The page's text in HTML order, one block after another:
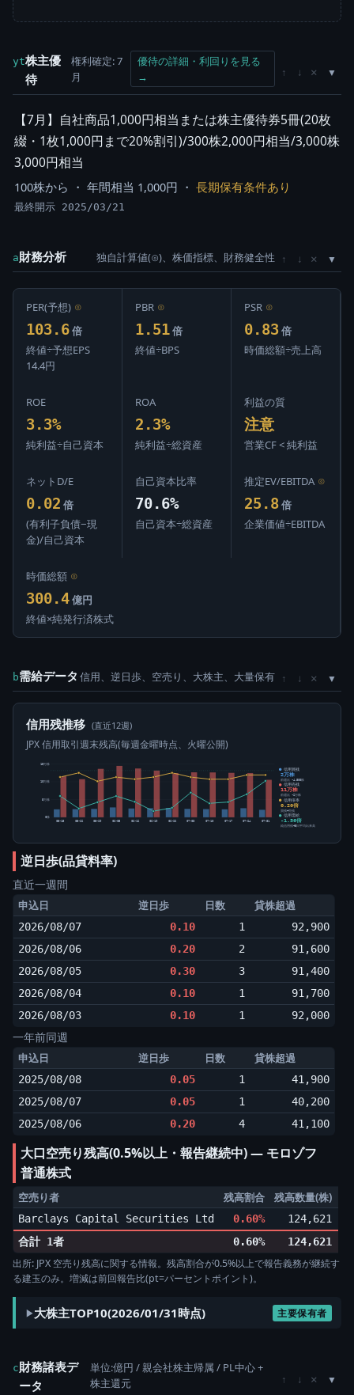
yt株主優
待
権利確定: 7
月
優待の詳細・利回りを見る
→
↑ ↓ ×
【7月】自社商品1,000円相当または株主優待券5冊(20枚
綴・1枚1,000円まで20%割引)/300株2,000円相当/3,000株
3,000円相当
100株から ・ 年間相当 1,000円 ・ 長期保有条件あり
最終開示 2025/03/21
a財務分析 独自計算値(⊙)、株価指標、財務健全性 ↑ ↓ ×
PER(予想) ⊙
103.6 倍
終値÷予想EPS
14.4円
PBR ⊙
1.51 倍
終値÷BPS
PSR ⊙
0.83 倍
時価総額÷売上高
ROE
3.3%
純利益÷自己資本
ROA
2.3%
純利益÷総資産
利益の質
注意
営業CF < 純利益
ネットD/E
0.02 倍
(有利子負債−現
金)/自己資本
自己資本比率
70.6%
自己資本÷総資産
推定EV/EBITDA ⊙
25.8 倍
企業価値÷EBITDA
時価総額 ⊙
300.4 億円
終値×純発行済株式
b需給データ 信用、逆日歩、空売り、大株主、大量保有 ↑ ↓ ×
信用残推移 (直近12週)
JPX 信用取引週末残高(毎週金曜時点、火曜公開)
0株
5万株
10万株
15万株
05-15 05-22 05-29 06-05 06-12 06-19 06-26 07-03 07-10 07-17 07-24 07-31
信用買残
2万株
前週比 -4,500株
信用売残
11万株
前週比 -2万株
信用倍率
0.20倍
買残÷売残
信用需給
-1.56倍
純信用残÷5日平均出来高
逆日歩(品貸料率)
直近一週間
申込日 逆日歩 日数 貸株超過
2026/08/07 0.10 1
92,900
2026/08/06
0.20 2
91,600
2026/08/05
0.30 3
91,400
2026/08/04
0.10 1
91,700
2026/08/03
0.10 1 92,000
一年前同週
申込日 逆日歩 日数 貸株超過
2025/08/08 0.05 1
41,900
2025/08/07
0.05 1
40,200
2025/08/06
0.20 4 41,100
大口空売り残高(0.5%以上・報告継続中) ― モロゾフ
普通株式
空売り者 残高割合 残高数量(株)
Barclays Capital Securities Ltd 0.60% 124,621
合計 1者
0.60% 124,621
出所: JPX 空売り残高に関する情報。残高割合が0.5%以上で報告義務が継続す
る建玉のみ。増減は前回報告比(pt=パーセントポイント)。
大株主TOP10(2026/01/31時点) 主要保有者
c財務諸表デ
ータ
単位:億円 / 親会社株主帰属 / PL中心 +
株主還元
↑ ↓ ×